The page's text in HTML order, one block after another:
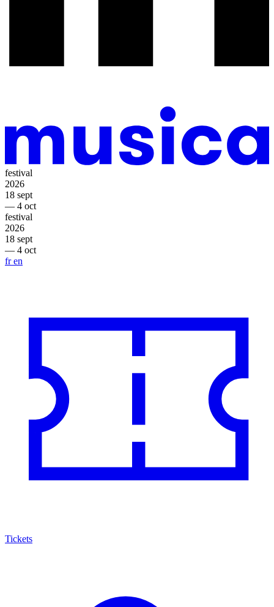
festival
2026
18 sept
— 4 oct
festival
2026
18 sept
— 4 oct
fren
Tickets